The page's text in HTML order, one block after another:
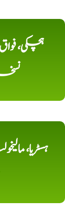
ہچکی،
ہسٹریا،